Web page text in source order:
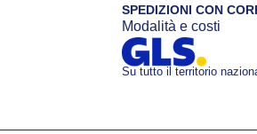
SPEDIZIONI CON
Modalità e costi
Su tutto il territorio